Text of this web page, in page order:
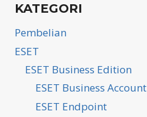
KATEGORI
Pembelian
ESET
ESET Business Edition
ESET Business Account
ESET Endpoint